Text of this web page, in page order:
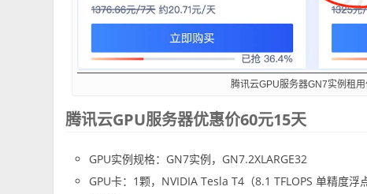
腾讯云GPU服务器GN7实例租
腾讯云GPU服务器优惠价60元15天
GPU实例规格：GN7实例，GN7.2XLARGE32
GPU卡：1颗，NVIDIA Tesla T4（8.1 TFLOPS 单精度浮